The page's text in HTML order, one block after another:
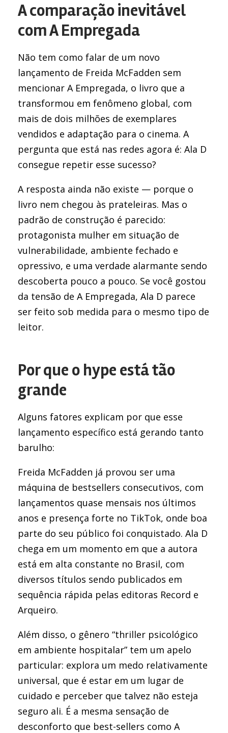
A comparação inevitável
com A Empregada
Não tem como falar de um novo
lançamento de Freida McFadden sem
mencionar A Empregada, o livro que a
transformou em fenômeno global, com
mais de dois milhões de exemplares
vendidos e adaptação para o cinema. A
pergunta que está nas redes agora é: Ala D
consegue repetir esse sucesso?
A resposta ainda não existe — porque o
livro nem chegou às prateleiras. Mas o
padrão de construção é parecido:
protagonista mulher em situação de
vulnerabilidade, ambiente fechado e
opressivo, e uma verdade alarmante sendo
descoberta pouco a pouco. Se você gostou
da tensão de A Empregada, Ala D parece
ser feito sob medida para o mesmo tipo de
leitor.
Por que o hype está tão
grande
Alguns fatores explicam por que esse
lançamento específico está gerando tanto
barulho:
Freida McFadden já provou ser uma
máquina de bestsellers consecutivos, com
lançamentos quase mensais nos últimos
anos e presença forte no TikTok, onde boa
parte do seu público foi conquistado. Ala D
chega em um momento em que a autora
está em alta constante no Brasil, com
diversos títulos sendo publicados em
sequência rápida pelas editoras Record e
Arqueiro.
Além disso, o gênero “thriller psicológico
em ambiente hospitalar” tem um apelo
particular: explora um medo relativamente
universal, que é estar em um lugar de
cuidado e perceber que talvez não esteja
seguro ali. É a mesma sensação de
desconforto que best-sellers como A